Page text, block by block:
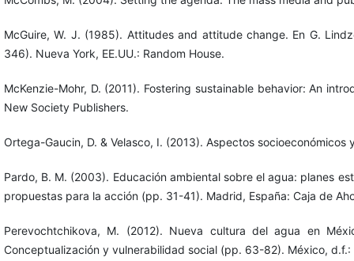
McGuire, W. J. (1985). Attitudes and attitude change. En G.
346). Nueva York, EE.UU.: Random House.
McKenzie-Mohr, D. (2011). Fostering sustainable behavior: An
New Society Publishers.
Ortega-Gaucin, D. & Velasco, I. (2013). Aspectos
Pardo, B. M. (2003). Educación ambiental sobre el agua: planes
propuestas para la acción (pp. 31-41). Madrid, España: Caja de
Perevochtchikova, M. (2012). Nueva cultura del agua en
Conceptualización y vulnerabilidad social (pp. 63-82). México,